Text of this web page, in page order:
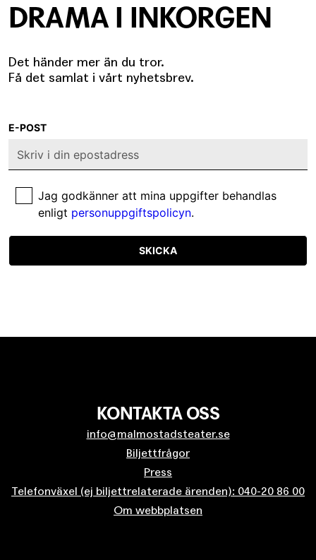
DRAMA I INKORGEN
Det händer mer än du tror.
Få det samlat i vårt nyhetsbrev.
E-POST
Jag godkänner att mina uppgifter behandlas
enligt personuppgiftspolicyn.
SKICKA
KONTAKTA OSS
info@malmostadsteater.se
Biljettfrågor
Press
Telefonväxel (ej biljettrelaterade ärenden): 040-20 86 00
Om webbplatsen